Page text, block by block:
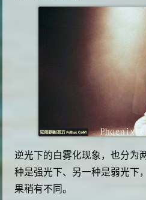
逆光下的白雾化现象，也分为
种是强光下、另一种是弱光下
果稍有不同。